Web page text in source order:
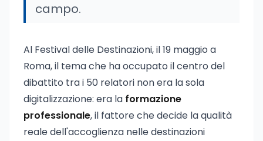
campo.
Al Festival delle Destinazioni, il 19 maggio a
Roma, il tema che ha occupato il centro del
dibattito tra i 50 relatori non era la sola
digitalizzazione: era la formazione
professionale, il fattore che decide la qualità
reale dell'accoglienza nelle destinazioni